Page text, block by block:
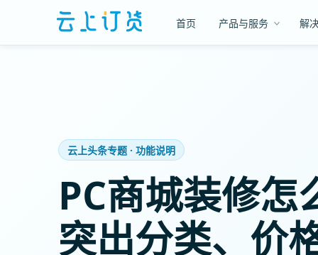
首页 产品与服务 解
云上头条专题 · 功能说明
PC商城装修
突出分类、价